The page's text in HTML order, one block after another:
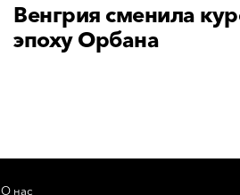
Венгрия сменила
эпоху Орбана
О нас